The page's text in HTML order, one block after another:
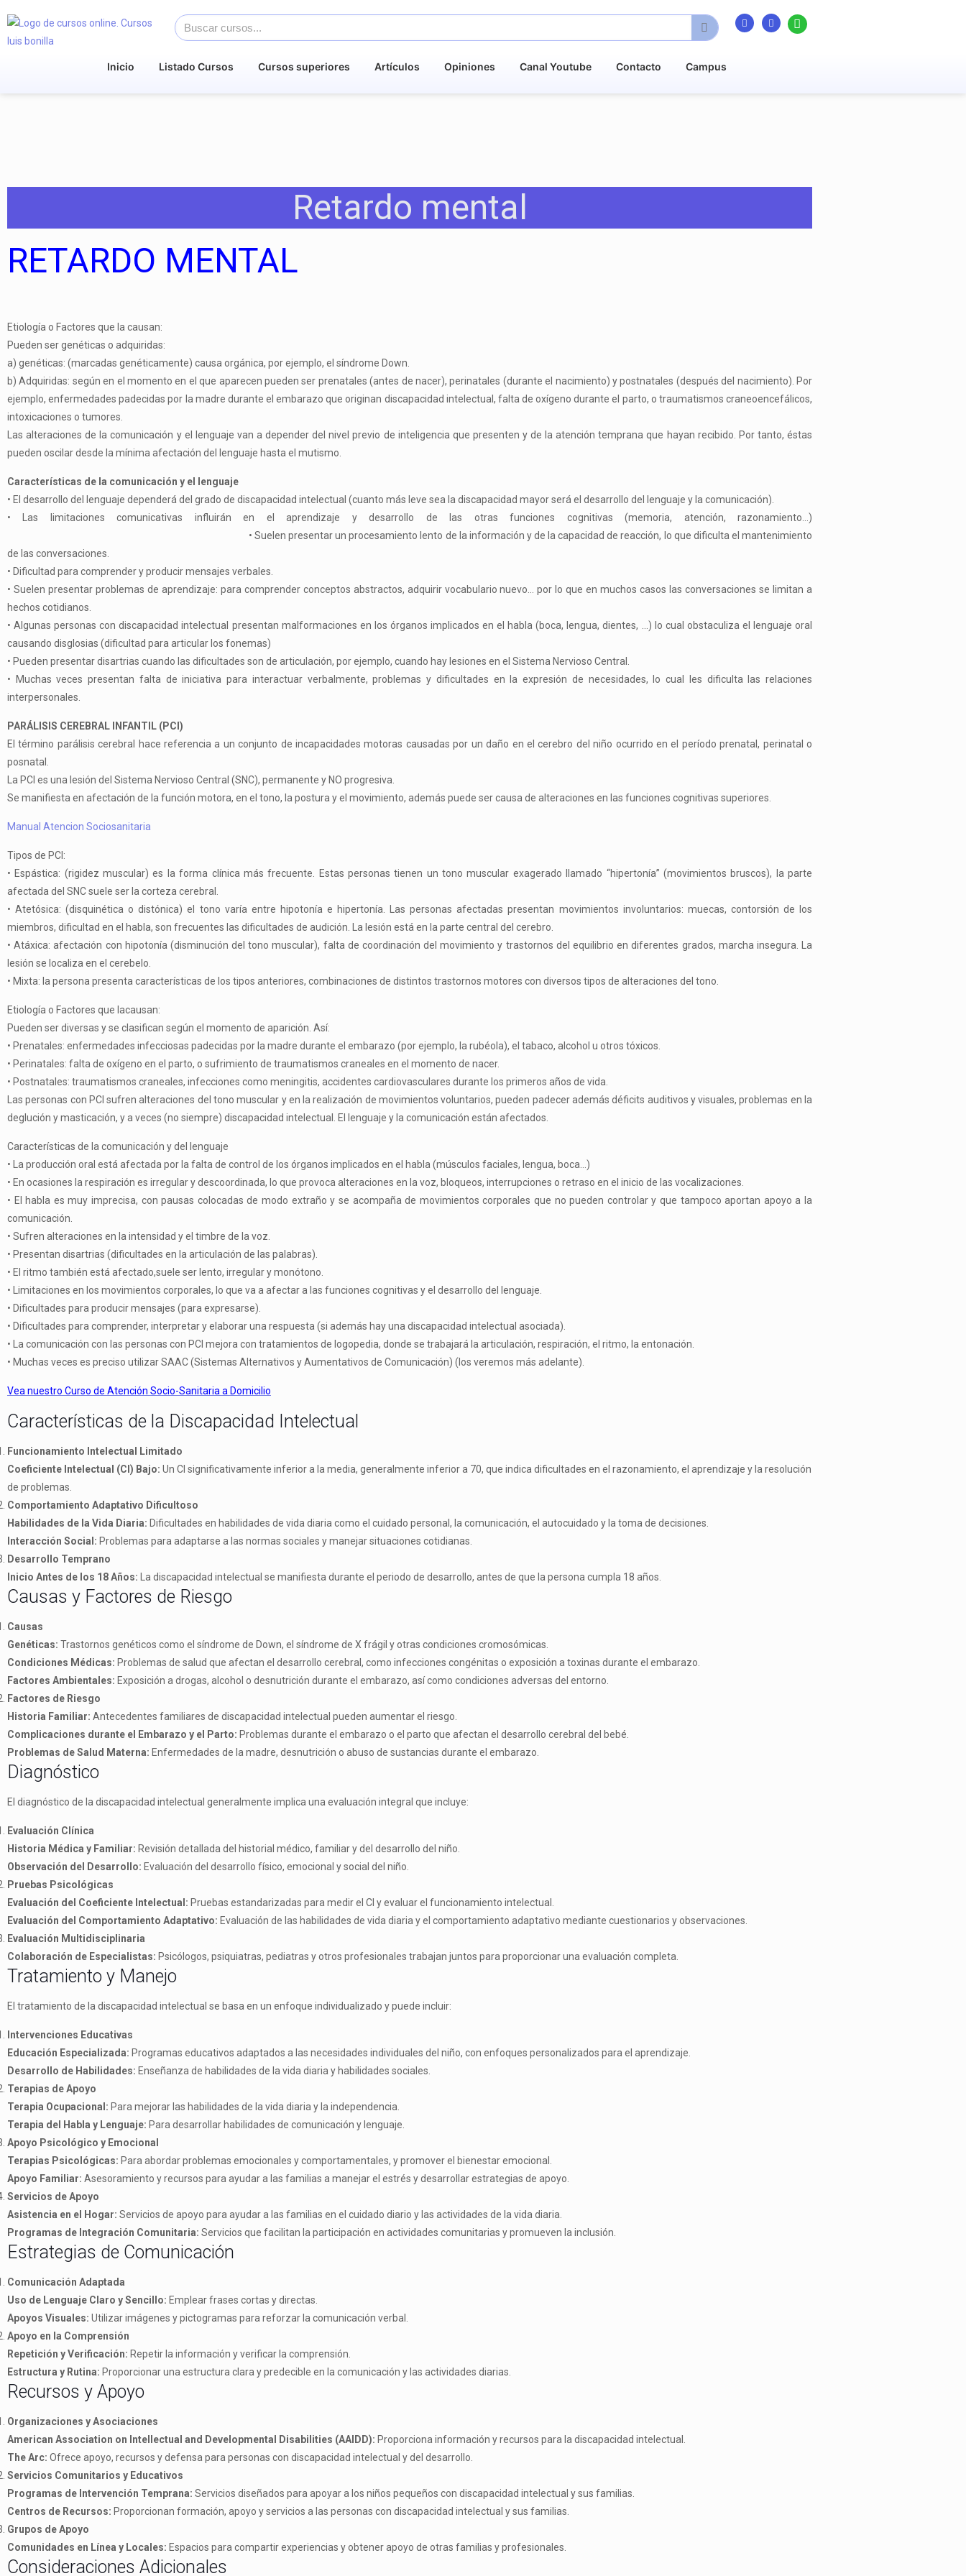
Inicio Listado Cursos Cursos superiores Artículos Opiniones Canal Youtube Contacto Campus
Retardo mental
RETARDO MENTAL
Etiología o Factores que la causan:
Pueden ser genéticas o adquiridas:
a) genéticas: (marcadas genéticamente) causa orgánica, por ejemplo, el síndrome Down.
b)Adquiridas: según en el momento en el que aparecen pueden ser prenatales (antes de nacer), perinatales (durante el nacimiento) y postnatales (después del nacimiento). Por
ejemplo, enfermedades padecidas por la madre durante el embarazo que originan discapacidad intelectual, falta de oxígeno durante el parto, o traumatismos craneoencefálicos,
intoxicaciones o tumores.
Las alteraciones de la comunicación y el lenguaje van a depender del nivel previo de inteligencia que presenten y de la atención temprana que hayan recibido. Por tanto, éstas
pueden oscilar desde la mínima afectación del lenguaje hasta el mutismo.
Características de la comunicación y el lenguaje
• El desarrollo del lenguaje dependerá del grado de discapacidad intelectual (cuanto más leve sea la discapacidad mayor será el desarrollo del lenguaje y la comunicación).
•
Las limitaciones comunicativas influirán en el aprendizaje y desarrollo de las otras funciones cognitivas (memoria, atención, razonamiento…)
•Suelen presentar un procesamiento lento de la información y de la capacidad de reacción, lo que dificulta el mantenimiento
de las conversaciones.
• Dificultad para comprender y producir mensajes verbales.
• Suelen presentar problemas de aprendizaje: para comprender conceptos abstractos, adquirir vocabulario nuevo… por lo que en muchos casos las conversaciones se limitan a
hechos cotidianos.
•Algunas personas con discapacidad intelectual presentan malformaciones en los órganos implicados en el habla (boca, lengua, dientes, …) lo cual obstaculiza el lenguaje oral
causando disglosias (dificultad para articular los fonemas)
• Pueden presentar disartrias cuando las dificultades son de articulación, por ejemplo, cuando hay lesiones en el Sistema Nervioso Central.
•
Muchas veces presentan falta de iniciativa para interactuar verbalmente, problemas y dificultades en la expresión de necesidades, lo cual les dificulta las relaciones
interpersonales.
PARÁLISIS CEREBRAL INFANTIL (PCI)
El término parálisis cerebral hace referencia a un conjunto de incapacidades motoras causadas por un daño en el cerebro del niño ocurrido en el período prenatal, perinatal o
posnatal.
La PCI es una lesión del Sistema Nervioso Central (SNC), permanente y NO progresiva.
Se manifiesta en afectación de la función motora, en el tono, la postura y el movimiento, además puede ser causa de alteraciones en las funciones cognitivas superiores.
Manual Atencion Sociosanitaria
Tipos de PCI:
• Espástica: (rigidez muscular) es la forma clínica más frecuente. Estas personas tienen un tono muscular exagerado llamado “hipertonía” (movimientos bruscos), la parte
afectada del SNC suele ser la corteza cerebral.
•Atetósica: (disquinética o distónica) el tono varía entre hipotonía e hipertonía. Las personas afectadas presentan movimientos involuntarios: muecas, contorsión de los
miembros, dificultad en el habla, son frecuentes las dificultades de audición. La lesión está en la parte central del cerebro.
•Atáxica:afectación con hipotonía (disminución del tono muscular), falta de coordinación del movimiento y trastornos del equilibrio en diferentes grados, marcha insegura. La
lesión se localiza en el cerebelo.
• Mixta: la persona presenta características de los tipos anteriores, combinaciones de distintos trastornos motores con diversos tipos de alteraciones del tono.
Etiología o Factores que lacausan:
Pueden ser diversas y se clasifican según el momento de aparición. Así:
• Prenatales: enfermedades infecciosas padecidas por la madre durante el embarazo (por ejemplo, la rubéola), el tabaco, alcohol u otros tóxicos.
• Perinatales: falta de oxígeno en el parto, o sufrimiento de traumatismos craneales en el momento de nacer.
• Postnatales: traumatismos craneales, infecciones como meningitis, accidentes cardiovasculares durante los primeros años de vida.
Las personas con PCI sufren alteraciones del tono muscular y en la realización de movimientos voluntarios, pueden padecer además déficits auditivos y visuales, problemas en la
deglución y masticación, y a veces (no siempre) discapacidad intelectual. El lenguaje y la comunicación están afectados.
Características de la comunicación y del lenguaje
•
La producción oral está afectada por la falta de control de los órganos implicados en el habla (músculos faciales, lengua, boca…)
• En ocasiones la respiración es irregular y descoordinada, lo que provoca alteraciones en la voz, bloqueos, interrupciones o retraso en el inicio de las vocalizaciones.
• El habla es muy imprecisa, con pausas colocadas de modo extraño y se acompaña de movimientos corporales que no pueden controlar y que tampoco aportan apoyo a la
comunicación.
• Sufren alteraciones en la intensidad y el timbre de la voz.
• Presentan disartrias (dificultades en la articulación de las palabras).
• El ritmo también está afectado,suele ser lento, irregular y monótono.
•
Limitaciones en los movimientos corporales, lo que va a afectar a las funciones cognitivas y el desarrollo del lenguaje.
• Dificultades para producir mensajes (para expresarse).
• Dificultades para comprender, interpretar y elaborar una respuesta (si además hay una discapacidad intelectual asociada).
•
La comunicación con las personas con PCI mejora con tratamientos de logopedia, donde se trabajará la articulación, respiración, el ritmo, la entonación.
• Muchas veces es preciso utilizar SAAC (Sistemas Alternativos y Aumentativos de Comunicación) (los veremos más adelante).
Vea nuestro Curso de Atención Socio-Sanitaria a Domicilio
Características de la Discapacidad Intelectual
Funcionamiento Intelectual Limitado
Coeficiente Intelectual (CI) Bajo: Un CI significativamente inferior a la media, generalmente inferior a 70, que indica dificultades en el razonamiento, el aprendizaje y la resolución
de problemas.
Comportamiento Adaptativo Dificultoso
Habilidades de la Vida Diaria: Dificultades en habilidades de vida diaria como el cuidado personal, la comunicación, el autocuidado y la toma de decisiones.
Interacción Social: Problemas para adaptarse a las normas sociales y manejar situaciones cotidianas.
Desarrollo Temprano
Inicio Antes de los 18 Años: La discapacidad intelectual se manifiesta durante el periodo de desarrollo, antes de que la persona cumpla 18 años.
Causas y Factores de Riesgo
Causas
Genéticas: Trastornos genéticos como el síndrome de Down, el síndrome de X frágil y otras condiciones cromosómicas.
Condiciones Médicas: Problemas de salud que afectan el desarrollo cerebral, como infecciones congénitas o exposición a toxinas durante el embarazo.
Factores Ambientales: Exposición a drogas, alcohol o desnutrición durante el embarazo, así como condiciones adversas del entorno.
Factores de Riesgo
Historia Familiar: Antecedentes familiares de discapacidad intelectual pueden aumentar el riesgo.
Complicaciones durante el Embarazo y el Parto: Problemas durante el embarazo o el parto que afectan el desarrollo cerebral del bebé.
Problemas de Salud Materna: Enfermedades de la madre, desnutrición o abuso de sustancias durante el embarazo.
Diagnóstico
El diagnóstico de la discapacidad intelectual generalmente implica una evaluación integral que incluye:
Evaluación Clínica
Historia Médica y Familiar: Revisión detallada del historial médico, familiar y del desarrollo del niño.
Observación del Desarrollo: Evaluación del desarrollo físico, emocional y social del niño.
Pruebas Psicológicas
Evaluación del Coeficiente Intelectual: Pruebas estandarizadas para medir el CI y evaluar el funcionamiento intelectual.
Evaluación del Comportamiento Adaptativo: Evaluación de las habilidades de vida diaria y el comportamiento adaptativo mediante cuestionarios y observaciones.
Evaluación Multidisciplinaria
Colaboración de Especialistas: Psicólogos, psiquiatras, pediatras y otros profesionales trabajan juntos para proporcionar una evaluación completa.
Tratamiento y Manejo
El tratamiento de la discapacidad intelectual se basa en un enfoque individualizado y puede incluir:
Intervenciones Educativas
Educación Especializada: Programas educativos adaptados a las necesidades individuales del niño, con enfoques personalizados para el aprendizaje.
Desarrollo de Habilidades: Enseñanza de habilidades de la vida diaria y habilidades sociales.
Terapias de Apoyo
Terapia Ocupacional: Para mejorar las habilidades de la vida diaria y la independencia.
Terapia del Habla y Lenguaje: Para desarrollar habilidades de comunicación y lenguaje.
Apoyo Psicológico y Emocional
Terapias Psicológicas: Para abordar problemas emocionales y comportamentales, y promover el bienestar emocional.
Apoyo Familiar: Asesoramiento y recursos para ayudar a las familias a manejar el estrés y desarrollar estrategias de apoyo.
Servicios de Apoyo
Asistencia en el Hogar: Servicios de apoyo para ayudar a las familias en el cuidado diario y las actividades de la vida diaria.
Programas de Integración Comunitaria: Servicios que facilitan la participación en actividades comunitarias y promueven la inclusión.
Estrategias de Comunicación
Comunicación Adaptada
Uso de Lenguaje Claro y Sencillo: Emplear frases cortas y directas.
Apoyos Visuales: Utilizar imágenes y pictogramas para reforzar la comunicación verbal.
Apoyo en la Comprensión
Repetición y Verificación: Repetir la información y verificar la comprensión.
Estructura y Rutina: Proporcionar una estructura clara y predecible en la comunicación y las actividades diarias.
Recursos y Apoyo
Organizaciones y Asociaciones
American Association on Intellectual and Developmental Disabilities (AAIDD): Proporciona información y recursos para la discapacidad intelectual.
The Arc: Ofrece apoyo, recursos y defensa para personas con discapacidad intelectual y del desarrollo.
Servicios Comunitarios y Educativos
Programas de Intervención Temprana: Servicios diseñados para apoyar a los niños pequeños con discapacidad intelectual y sus familias.
Centros de Recursos: Proporcionan formación, apoyo y servicios a las personas con discapacidad intelectual y sus familias.
Grupos de Apoyo
Comunidades en Línea y Locales: Espacios para compartir experiencias y obtener apoyo de otras familias y profesionales.
Consideraciones Adicionales